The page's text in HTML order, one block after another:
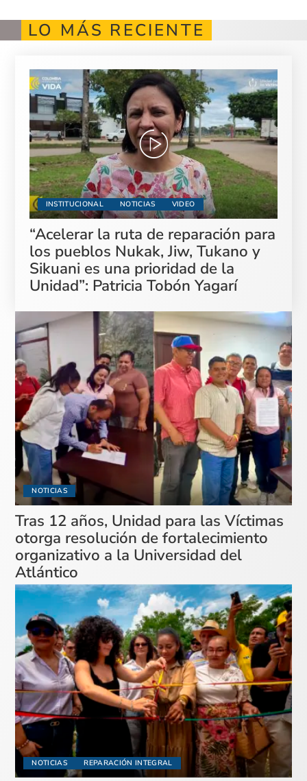
LO MÁS RECIENTE
INSTITUCIONAL NOTICIAS VIDEO
“Acelerar la ruta de reparación para
los pueblos Nukak, Jiw, Tukano y
Sikuani es una prioridad de la
Unidad”: Patricia Tobón Yagarí
NOTICIAS
Tras 12 años, Unidad para las Víctimas
otorga resolución de fortalecimiento
organizativo a la Universidad del
Atlántico
NOTICIAS REPARACIÓN INTEGRAL